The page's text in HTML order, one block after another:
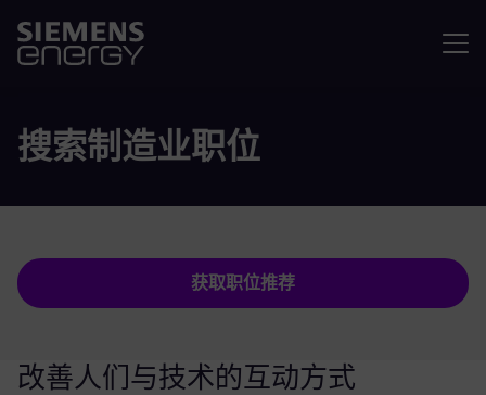
搜索制造业职位
获取职位推荐
改善人们与技术的互动方式